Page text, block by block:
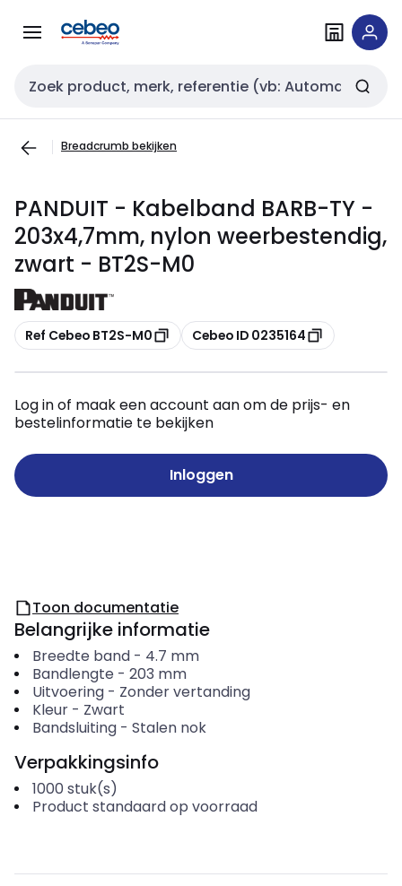
naar
naar
Zoekveld invoer
Breadcrumb bekijken
PANDUIT - Kabelband BARB-TY -
203x4,7mm, nylon weerbestendig,
zwart - BT2S-M0
Kopiëren
Ref Cebeo BT2S-M0 Kopiëren
Cebeo ID 0235164
Log in of maak een account aan om de prijs- en
bestelinformatie te bekijken
Inloggen
Toon documentatie
Belangrijke informatie
Breedte band- 4.7 mm
Bandlengte - 203 mm
Uitvoering- Zonder vertanding
Kleur- Zwart
Bandsluiting- Stalen nok
Verpakkingsinfo
1000 stuk(s)
Product standaard op voorraad